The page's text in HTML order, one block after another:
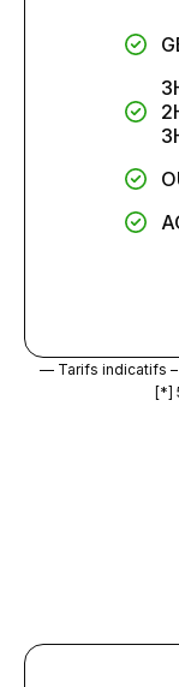
— Tarifs indicatifs
[*]